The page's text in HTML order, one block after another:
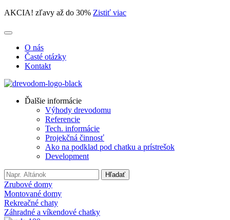
AKCIA! zľavy až do 30% Zistiť viac
O nás
Časté otázky
Kontakt
Ďalšie informácie
Výhody drevodomu
Referencie
Tech. informácie
Projekčná činnosť
Ako na podklad pod chatku a prístrešok
Development
Search
for:
Hľadať
Zrubové domy
Montované domy
Rekreačné chaty
Záhradné a víkendové chatky